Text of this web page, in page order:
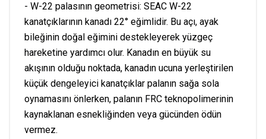
- W-22 palasının geometrisi: SEAC W-22
kanatçıklarının kanadı 22° eğimlidir. Bu açı, ayak
bileğinin doğal eğimini destekleyerek yüzgeç
hareketine yardımcı olur. Kanadın en büyük su
akışının olduğu noktada, kanadın ucuna yerleştirilen
küçük dengeleyici kanatçıklar palanın sağa sola
oynamasını önlerken, palanın FRC teknopolimerinin
kaynaklanan esnekliğinden veya gücünden ödün
vermez.